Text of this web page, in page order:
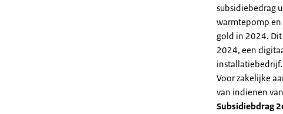
subsidiebedrag
warmtepomp en
gold in 2024.
2024, een
installatiebedrijf.
Voor zakelijke
van indienen
Subsidiebdrag